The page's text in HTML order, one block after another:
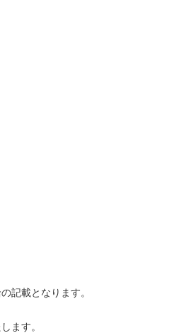
記載となります。
ます。